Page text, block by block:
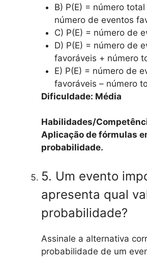
B) P(E) = número
número de eventos
C) P(E) = número de
D) P(E) = número de
favoráveis + número
E) P(E) = número de
favoráveis – número
Dificuldade: Média
Habilidades/
Aplicação de fórmulas
probabilidade.
5. Um evento
apresenta qual
probabilidade?
Assinale a alternativa
probabilidade de um